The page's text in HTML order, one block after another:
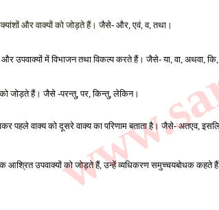
और वाक्यों को जोड़ते हैं। जैसे- और, एवं, व, तथा।
और उपवाक्यों में विभाजन तथा विकल्प करते हैं। जैसे- या, वा, अथवा,
को जोड़ते हैं। जैसे -परन्तु, पर, किन्तु, लेकिन।
पहले वाक्य को दूसरे वाक्य का परिणाम बताता है। जैसे- अतएव,
आश्रित उपवाक्यों को जोड़ते हैं, उन्हें व्यधिकरण समुच्चयबोधक कहते